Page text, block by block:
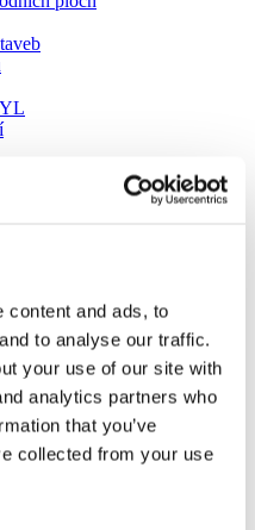
content and ads, to
to analyse our traffic.
your use of our site with
analytics partners who
that you’ve
collected from your use